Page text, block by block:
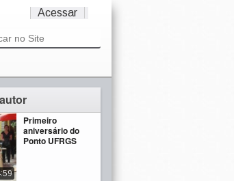
Acessar
Primeiro
aniversário do
Ponto UFRGS